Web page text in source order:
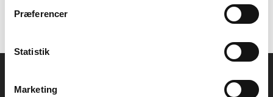
Præferencer
Statistik
Marketing
Få adgang til alt indhold &